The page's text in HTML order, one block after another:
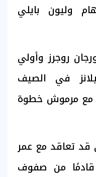
وليون بايلي
روجرز وأولي
في الصيف
مع مرموش خطوة
تعاقد مع عمر
مرموش في يناير 2025 قادمًا من صفوف